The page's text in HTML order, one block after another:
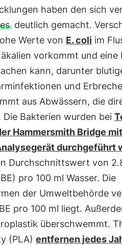
haben den sich
deutlich gemacht.
Werte von E. coli im
vorkommt und eine
kann, darunter
und
aus Abwässern, die
Bakterien wurden bei
Hammersmith Bridge
durchgeführt
Durchschnittswert von
pro 100 ml Wasser. Die
der Umweltbehörde
pro 100 ml liegt.
überschwemmt.
(PLA) entfernen jedes